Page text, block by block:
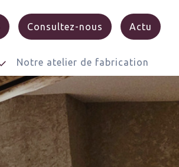
Consultez-nous Actu
Notre atelier de fabrication